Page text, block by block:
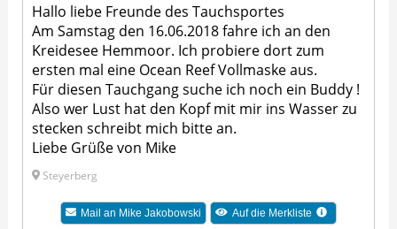
Hallo liebe Freunde des Tauchsportes
Am Samstag den 16.06.2018 fahre ich an den
Kreidesee Hemmoor. Ich probiere dort zum
ersten mal eine Ocean Reef Vollmaske aus.
Für diesen Tauchgang suche ich noch ein Buddy !
Also wer Lust hat den Kopf mit mir ins Wasser zu
stecken schreibt mich bitte an.
Liebe Grüße von Mike
Steyerberg
Mail an Mike Jakobowski Auf die Merkliste